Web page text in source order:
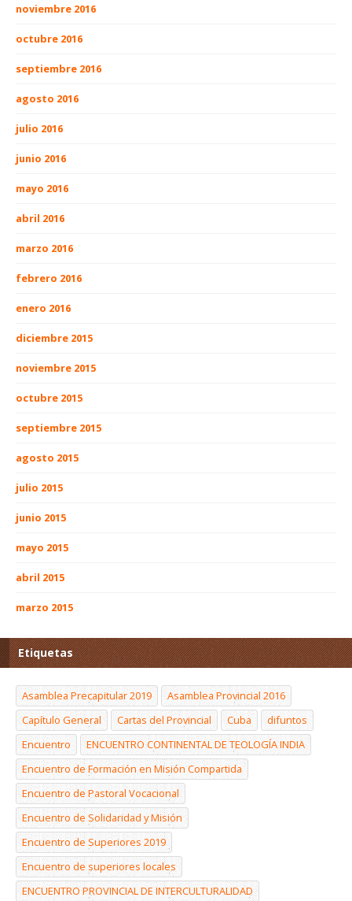
noviembre 2016
octubre 2016
septiembre 2016
agosto 2016
julio 2016
junio 2016
mayo 2016
abril 2016
marzo 2016
febrero 2016
enero 2016
diciembre 2015
noviembre 2015
octubre 2015
septiembre 2015
agosto 2015
julio 2015
junio 2015
mayo 2015
abril 2015
marzo 2015
Etiquetas
Asamblea Precapitular 2019
Asamblea Provincial 2016
Capítulo General
Cartas del Provincial Cuba
difuntos
Encuentro
ENCUENTRO CONTINENTAL DE TEOLOGÍA INDIA
Encuentro de Formación en Misión Compartida
Encuentro de Pastoral Vocacional
Encuentro de Solidaridad y Misión
Encuentro de Superiores 2019
Encuentro de superiores locales
ENCUENTRO PROVINCIAL DE INTERCULTURALIDAD